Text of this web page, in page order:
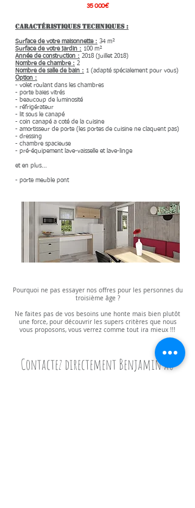
Pourquoi ne pas essayer nos offres pour les personnes du
troisième âge ?
Ne faites pas de vos besoins une honte mais bien plutôt
une force, pour découvrir les supers critères que nous
vous proposons, vous verrez comme tout ira mieux !!!
Caractéristiques techniques :
Surface de votre maisonnette : 34 m²
Surface de votre jardin : 100 m²
Année de construction : 2018 (juillet 2018)
Nombre de chambre : 2
Nombre de salle de bain : 1 (adapté spécialement pour vous)
Option :
- volet roulant dans les chambres
- porte baies vitrés
- beaucoup de luminosité
- réfrigérateur
- litsous le canapé
- coin canapé a coté de la cuisine
- amortisseur de porte (les portes de cuisine ne claquent pas)
- dressing
- chambre spacieuse
- pré-équipement lave-vaisselle et lave-linge
et en plus...
- porte meuble pont
35 000€
Contactez directement Benjamin au